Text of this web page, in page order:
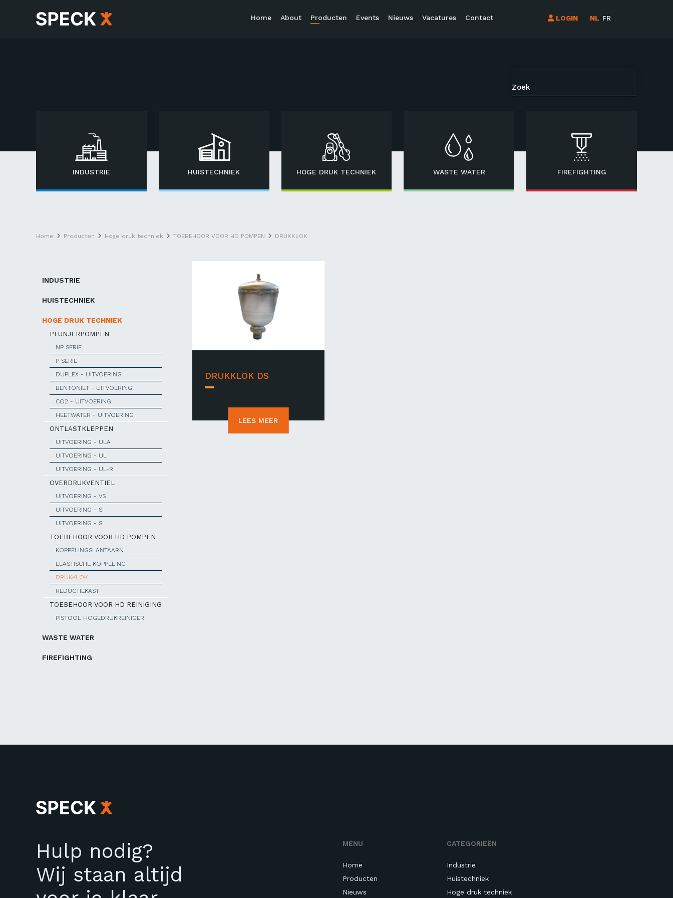
Home About Producten Events Nieuws Vacatures Contact LOGIN NL FR
INDUSTRIE HUISTECHNIEK HOGE DRUK TECHNIEK WASTE WATER FIREFIGHTING
Home Producten Hoge druk techniek TOEBEHOOR VOOR HD POMPEN DRUKKLOK
INDUSTRIE
HUISTECHNIEK
HOGE DRUK TECHNIEK
PLUNJERPOMPEN
NP SERIE
P SERIE
DUPLEX - UITVOERING
BENTONIET - UITVOERING
CO2 - UITVOERING
HEETWATER - UITVOERING
ONTLASTKLEPPEN
UITVOERING - ULA
UITVOERING - UL
UITVOERING - UL-R
OVERDRUKVENTIEL
UITVOERING - VS
UITVOERING - SI
UITVOERING - S
TOEBEHOOR VOOR HD POMPEN
KOPPELINGSLANTAARN
ELASTISCHE KOPPELING
DRUKKLOK
REDUCTIEKAST
TOEBEHOOR VOOR HD REINIGING
PISTOOL HOGEDRUKREINIGER
WASTE WATER
FIREFIGHTING
DRUKKLOK DS
LEES MEER
Hulp nodig?
Wij staan altijd
MENU
Home
Producten
Nieuws
CATEGORIEËN
Industrie
Huistechniek
Hoge druk techniek